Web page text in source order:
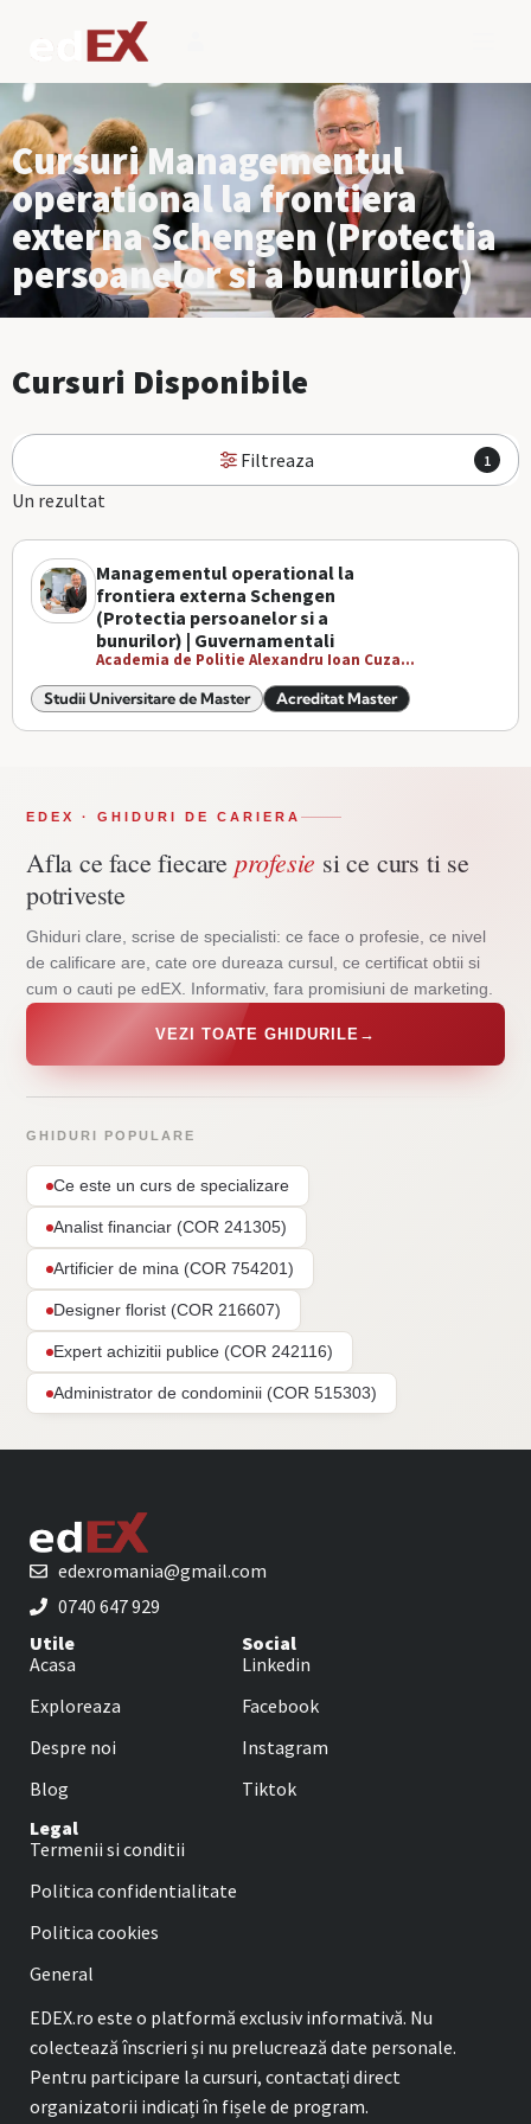
Cursuri Managementul
operational la frontiera
externa Schengen (Protectia
persoanelor si a bunurilor)
Cursuri Disponibile
Filtreaza 1
Un rezultat
Managementul operational la
frontiera externa Schengen
(Protectia persoanelor si a
bunurilor) | Guvernamentali
Academia de Politie Alexandru Ioan Cuza...
Studii Universitare de Master Acreditat Master
EDEX · GHIDURI DE CARIERA
Afla ce face fiecare profesie si ce curs ti se
potriveste
Ghiduri clare, scrise de specialisti: ce face o profesie, ce nivel
de calificare are, cate ore dureaza cursul, ce certificat obtii si
cum o cauti pe edEX. Informativ, fara promisiuni de marketing.
VEZI TOATE GHIDURILE →
GHIDURI POPULARE
Ce este un curs de specializare
Analist financiar (COR 241305)
Artificier de mina (COR 754201)
Designer florist (COR 216607)
Expert achizitii publice (COR 242116)
Administrator de condominii (COR 515303)
edexromania@gmail.com
0740 647 929
Utile
Acasa
Exploreaza
Despre noi
Blog
Social
Linkedin
Facebook
Instagram
Tiktok
Legal
Termenii si conditii
Politica confidentialitate
Politica cookies
General
EDEX.ro este o platformă exclusiv informativă. Nu
colectează înscrieri și nu prelucrează date personale.
Pentru participare la cursuri, contactați direct
organizatorii indicați în fișele de program.